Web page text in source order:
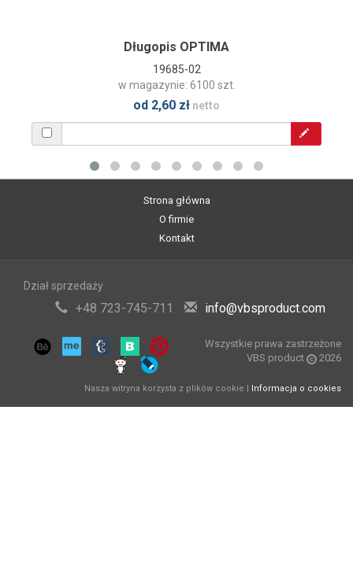
Długopis OPTIMA
19685-02
w magazynie: 6100 szt.
od 2,60 zł netto
Strona główna
O firmie
Kontakt
Dział sprzedaży
+48 723-745-711 info@vbsproduct.com
Wszystkie prawa zastrzeżone
VBS product
2026
Nasza witryna korzysta z plików cookie | Informacja o cookies